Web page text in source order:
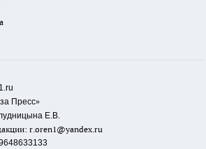
Пресс»
Е.В.
r.oren1@yandex.ru